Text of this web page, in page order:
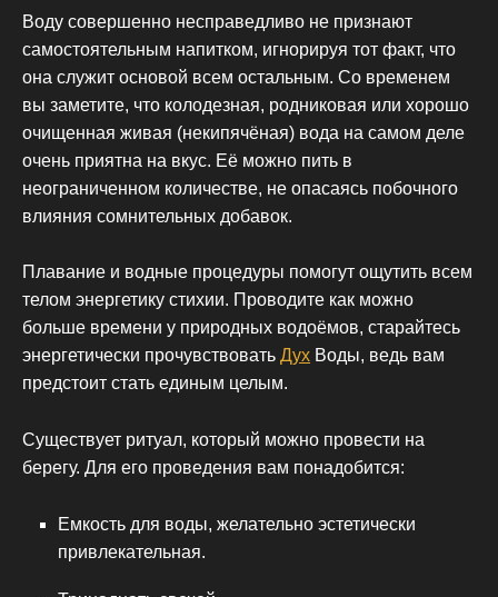
Воду совершенно несправедливо не признают
самостоятельным напитком, игнорируя тот факт, что
она служит основой всем остальным. Со временем
вы заметите, что колодезная, родниковая или хорошо
очищенная живая (некипячёная) вода на самом деле
очень приятна на вкус. Её можно пить в
неограниченном количестве, не опасаясь побочного
влияния сомнительных добавок.
Плавание и водные процедуры помогут ощутить всем
телом энергетику стихии. Проводите как можно
больше времени у природных водоёмов, старайтесь
энергетически прочувствовать Дух Воды, ведь вам
предстоит стать единым целым.
Существует ритуал, который можно провести на
берегу. Для его проведения вам понадобится:
Емкость для воды, желательно эстетически
привлекательная.